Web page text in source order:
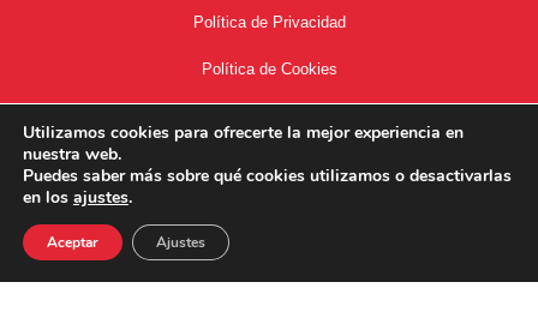
Política de Privacidad
Política de Cookies
34667504662
Utilizamos cookies para ofrecerte la mejor experiencia en
nuestra web.
Puedes saber más sobre qué cookies utilizamos o desactivarlas
en los ajustes.
Aceptar Ajustes